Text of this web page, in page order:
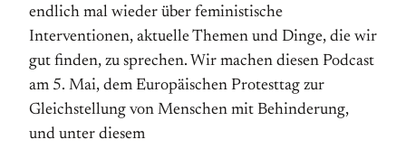
endlich mal wieder über feministische
Interventionen, aktuelle Themen und Dinge, die wir
gut finden, zu sprechen. Wir machen diesen Podcast
am 5. Mai, dem Europäischen Protesttag zur
Gleichstellung von Menschen mit Behinderung,
und unter diesem